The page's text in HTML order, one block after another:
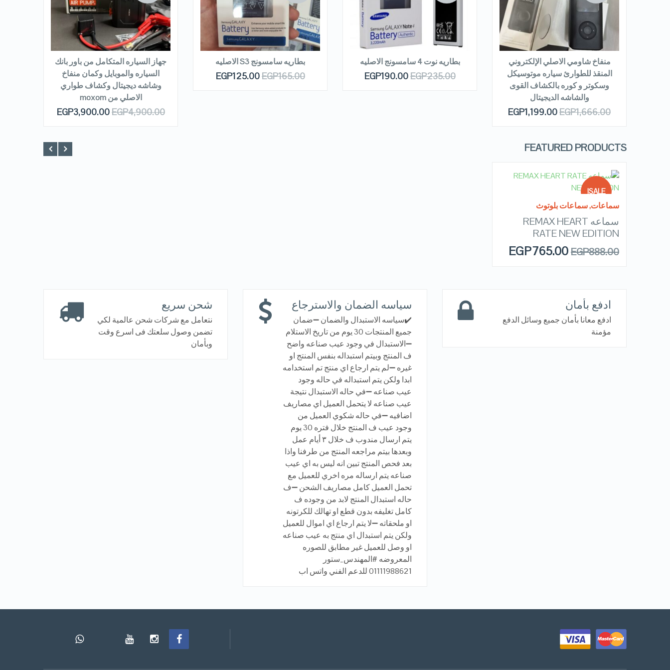
VIEW DETAILS
READ MORE
منفاخ شاومي الاصلي الإلكتروني
المنقذ للطوارئ سياره موتوسيكل
وسكوتر و كوره بالكشاف القوى
والشاشه الديجيتال
EGP1,666.00
EGP1,199.00
VIEW DETAILS
READ MORE
بطاريه نوت 4 سامسونج الاصليه
EGP235.00
EGP190.00
VIEW DETAILS
READ MORE
بطاريه سامسونج S3 الاصليه
EGP165.00
EGP125.00
VIEW DETAILS
READ MORE
جهاز السياره المتكامل من باور بانك
السياره والموبايل وكمان منفاخ
وشاشه ديجيتال وكشاف طواري
الاصلي من moxom
EGP4,900.00
EGP3,900.00
FEATURED PRODUCTS
SALE!
OUT OF
STOCK
QUICK LOOK
سماعات,سماعات بلوتوث
سماعه REMAX HEART
RATE NEW EDITION
EGP888.00
EGP765.00
ادفع بأمان
ادفع معانا بأمان جميع وسائل الدفع
مؤمنة
سياسه الضمان والاسترجاع
✔️سياسه الاستبدال والضمان ➖ضمان
جميع المنتجات 30 يوم من تاريخ الاستلام
➖الاستبدال في وجود عيب صناعه واضح
ف المنتج وبيتم استبداله بنفس المنتج او
غيره ➖لم يتم ارجاع اي منتج تم استخدامه
ابدا ولكن يتم استبداله في حاله وجود
عيب صناعه ➖في حاله الاستبدال نتيجة
عيب صناعه لا يتحمل العميل اي مصاريف
اضافيه ➖في حاله شكوي العميل من
وجود عيب ف المنتج خلال فتره 30 يوم
يتم ارسال مندوب ف خلال ٣ أيام عمل
وبعدها بيتم مراجعه المنتج من طرفنا واذا
بعد فحص المنتج تبين انه ليس به اي عيب
صناعه يتم ارساله مره اخري للعميل مع
تحمل العميل كامل مصاريف الشحن ➖ف
حاله استبدال المنتج لابد من وجوده ف
كامل تغليفه بدون قطع او تهالك للكرتونه
او ملحقاته ➖لا يتم ارجاع اي اموال للعميل
ولكن يتم استبدال اي منتج به عيب صناعه
او وصل للعميل غير مطابق للصوره
المعروضه #المهندس_ستور
01111988621 للدعم الفني واتس اب
شحن سريع
نتعامل مع شركات شحن عالمية لكي
تضمن وصول سلعتك فى اسرع وقت
وبأمان